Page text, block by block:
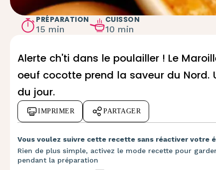
PRÉPARATION
15 min
CUISSON
10 min
Alerte ch'ti dans le poulailler ! Le
oeuf cocotte prend la saveur du Nord.
du jour.
IMPRIMER PARTAGER
Vous voulez suivre cette recette sans réactiver votre
Rien de plus simple, activez le mode recette pour
pendant la préparation